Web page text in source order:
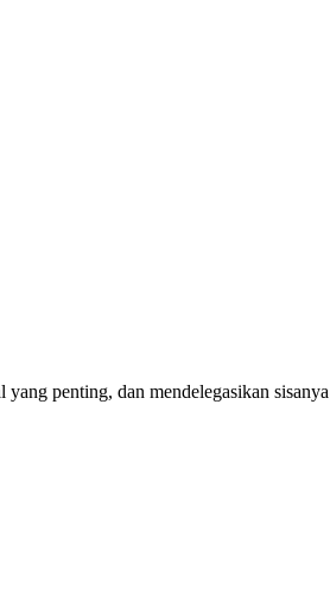
penting, dan mendelegasikan